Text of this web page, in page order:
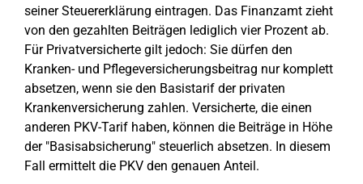
seiner Steuererklärung eintragen. Das Finanzamt zieht
von den gezahlten Beiträgen lediglich vier Prozent ab.
Für Privatversicherte gilt jedoch: Sie dürfen den
Kranken- und Pflegeversicherungsbeitrag nur komplett
absetzen, wenn sie den Basistarif der privaten
Krankenversicherung zahlen. Versicherte, die einen
anderen PKV-Tarif haben, können die Beiträge in Höhe
der "Basisabsicherung" steuerlich absetzen. In diesem
Fall ermittelt die PKV den genauen Anteil.